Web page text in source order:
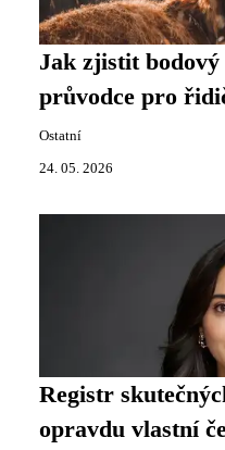
Jak zjistit
průvodce pro
Ostatní
24. 05. 2026
Registr
opravdu vlastní